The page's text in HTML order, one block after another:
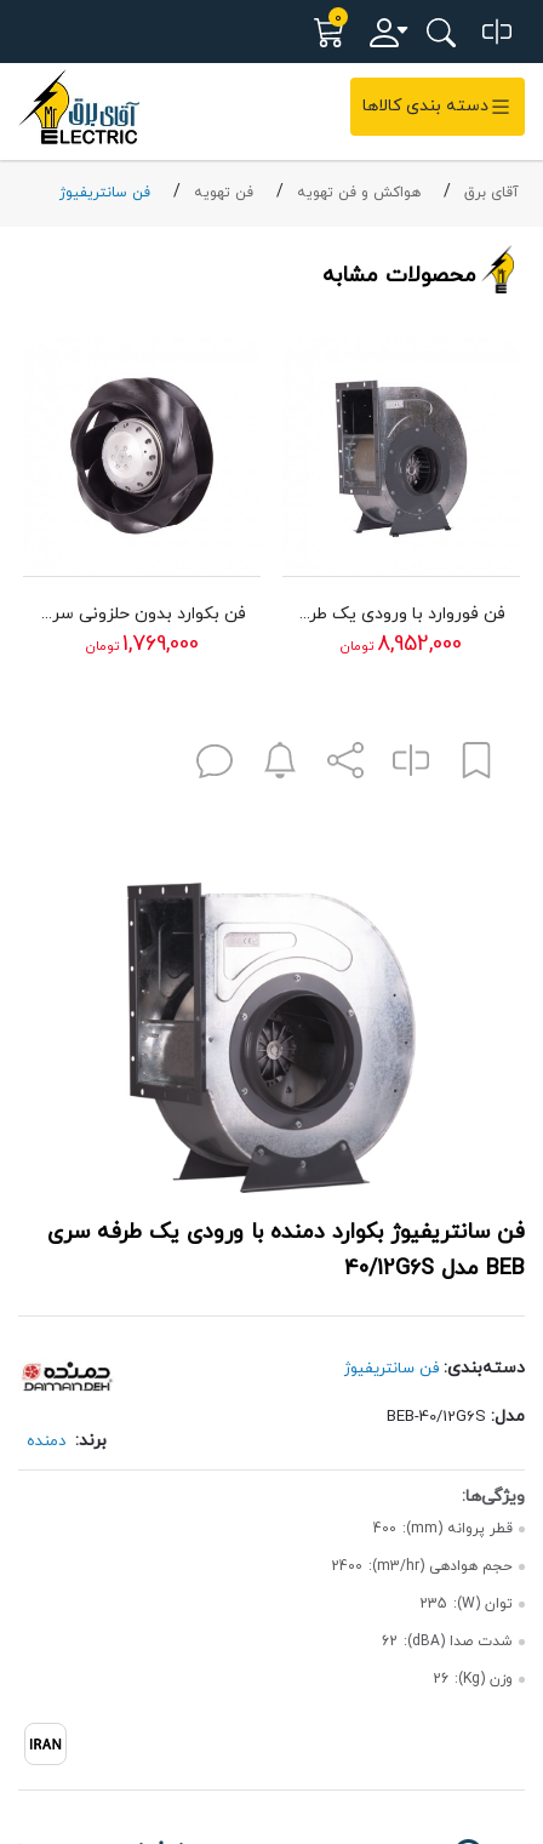
0
دسته بندی کالاها
آقای برق هواکش و فن تهویه فن تهویه فن سانتریفیوژ
محصولات مشابه
فن فوروارد با ورودی یک طرفه سری BEF دمنده مدل 25/10 A4S
8,952,000 تومان
فن بکوارد بدون حلزونی سری BEB دمنده مدل 22/4V2S
1,769,000 تومان
فن سانتریفیوژ بکوارد دمنده با ورودی یک طرفه سری
BEB مدل 40/12G6S
دسته‌بندی: فن سانتریفیوژ
مدل:
برند: دمنده
قطر پروانه (mm):
400
حجم هوادهی (m3/hr):
2400
توان (W):
235
شدت صدا (dBA):
62
وزن (Kg):
26